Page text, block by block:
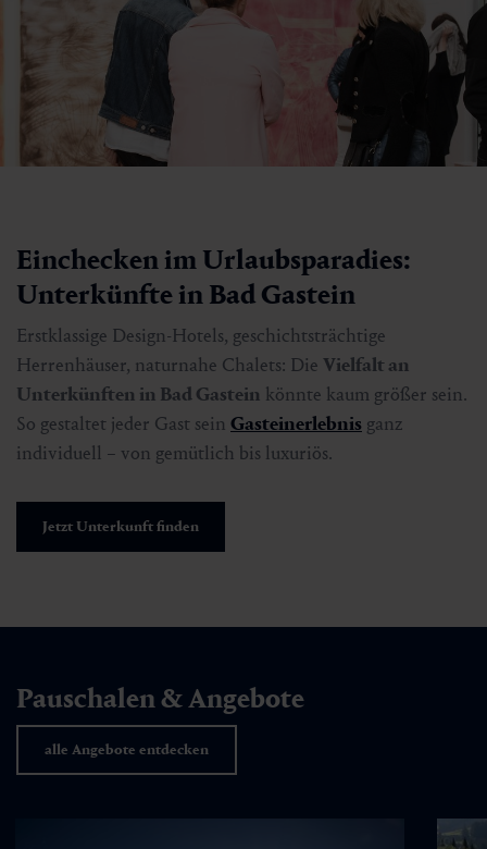
Einchecken im Urlaubsparadies:
Unterkünfte in Bad Gastein
Erstklassige Design-Hotels, geschichtsträchtige
Herrenhäuser, naturnahe Chalets: Die Vielfalt an
Unterkünften in Bad Gastein könnte kaum größer sein.
So gestaltet jeder Gast sein Gasteinerlebnis ganz
individuell – von gemütlich bis luxuriös.
Jetzt Unterkunft finden
Pauschalen & Angebote
alle Angebote entdecken